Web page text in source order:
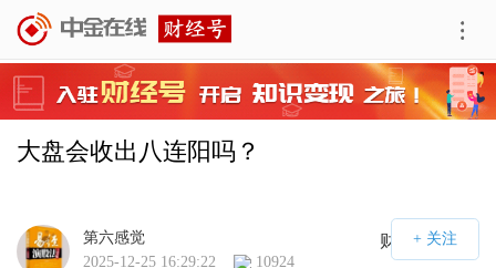
大盘会收出八连阳吗？
财经号APP
第六感觉
2025-12-25 16:29:22
10924